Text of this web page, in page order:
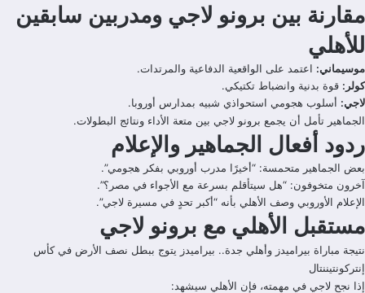
مقارنة بين برونو لاجي ومدربين سابقين
للأهلي
موسيماني: اعتمد على الواقعية الدفاعية والمرتدات.
كولر: قوة بدنية وانضباط تكتيكي.
لاجي: أسلوب هجومي استحواذي شبيه بمدارس أوروبا.
الجماهير تأمل أن يجمع برونو لاجي بين متعة الأداء ونتائج البطولات.
ردود أفعال الجماهير والإعلام
بعض الجماهير متحمسة: “أخيرًا مدرب أوروبي بفكر هجومي”.
آخرون متخوفون: “هل سيتأقلم بسرعة مع الأجواء في مصر؟”.
الإعلام الأوروبي وصف الأهلي بأنه “أكبر تحدٍ في مسيرة لاجي”.
مستقبل الأهلي مع برونو لاجي
نتيجة مباراة بيراميدز وأهلي جدة.. بيراميدز يتوج ببطل نصف الأرض في كأس
إنتركونتيننتال
إذا نجح لاجي في مهمته، فإن الأهلي سيشهد: